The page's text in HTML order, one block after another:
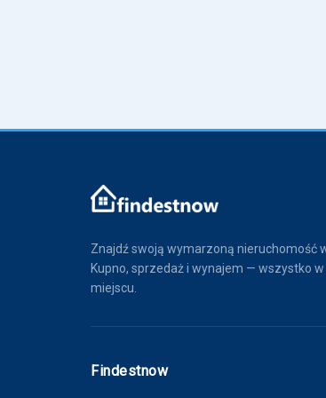
Znajdź swoją wymarzoną nieruchomość
Kupno, sprzedaż i wynajem — wszystko
miejscu.
Findestnow